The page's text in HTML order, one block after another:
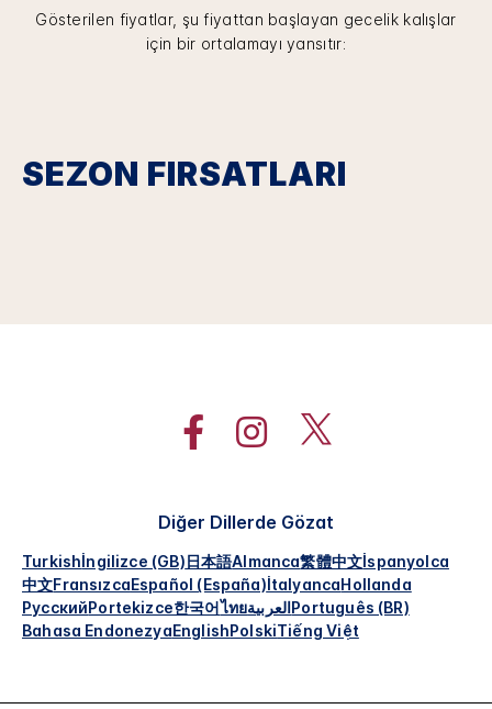
Gösterilen fiyatlar, şu fiyattan başlayan gecelik kalışlar
için bir ortalamayı yansıtır:
SEZON FIRSATLARI
Diğer Dillerde Gözat
Turkishİngilizce (GB)日本語Almanca繁體中文İspanyolca
中文FransızcaEspañol (España)İtalyancaHollanda
РусскийPortekizce한국어ไทยالعربيةPortuguês (BR)
Bahasa EndonezyaEnglishPolskiTiếng Việt